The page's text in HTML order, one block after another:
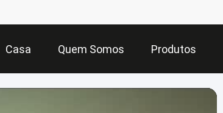
Casa Quem Somos Produtos